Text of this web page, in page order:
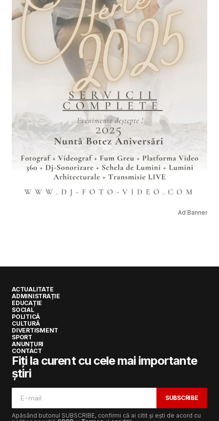
Ad Banner
ACTUALITATE
ADMINISTRAȚIE
EDUCAȚIE
SOCIAL
POLITICĂ
CULTURĂ
DIVERTISMENT
SPORT
ANUNȚURI
CONTACT
Fiți la curent cu cele mai importante
știri
SUBSCRIBE
Apăsând butonul SUBSCRIBE, confirmi că ai citit și ești de acord cu